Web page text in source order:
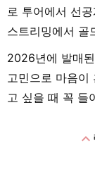
로 투어에서 선
스트리밍에서 골
2026년에 발매된
고민으로 마음이
고 싶을 때 꼭 들
expand_less